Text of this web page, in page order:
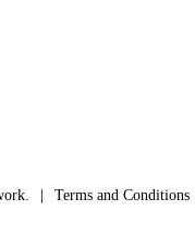
Terms and Conditions